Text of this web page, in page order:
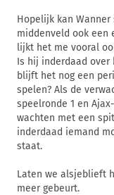
Hopelijk kan
middenveld ook een
lijkt het me vooral
Is hij inderdaad over
blijft het nog een
spelen? Als de
speelronde 1 en
wachten met een
inderdaad iemand
staat.
Laten we alsjeblieft
meer gebeurt.